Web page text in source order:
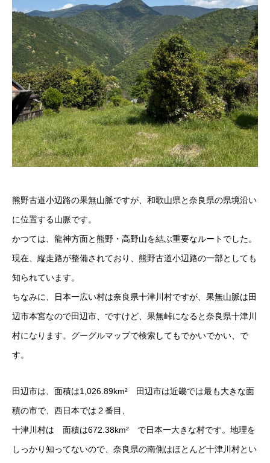
熊野古道小辺路の果無山脈ですが、和歌山県と奈良県の県境沿い
に位置する山脈です。
かつては、龍神方面と熊野・高野山を結ぶ重要なルートでした。
現在、縦走路が整備されており、熊野古道小辺路の一部としても
知られています。
ちなみに、日本一広い村は奈良県十津川村ですが、果無山脈は田
辺市本宮なので田辺市、ですけど、果無峠になると奈良県十津川
村になります。グーグルマップで検索してもでかいでかい、で
す。
田辺市は、面積は1,026.89km² 田辺市は近畿では最も大きな面
積の市で、西日本では２番目、
十津川村は 面積は672.38km² で日本一大きな村です。地理を
しっかり知ってないので、奈良県の南側はほとんど十津川村とい